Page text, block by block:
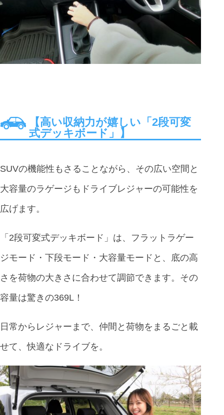
【高い収納力が嬉しい「2段可変
式デッキボード」】
SUVの機能性もさることながら、その広い空間と
大容量のラゲージもドライブレジャーの可能性を
広げます。
「2段可変式デッキボード」は、フラットラゲー
ジモード・下段モード・大容量モードと、底の高
さを荷物の大きさに合わせて調節できます。その
容量は驚きの369L！
日常からレジャーまで、仲間と荷物をまるごと載
せて、快適なドライブを。